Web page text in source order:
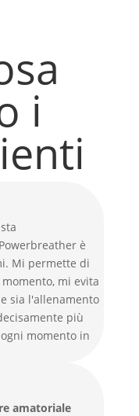
i
è
Mi permette di
mi evita
sia l'allenamento
più
momento in
amatoriale